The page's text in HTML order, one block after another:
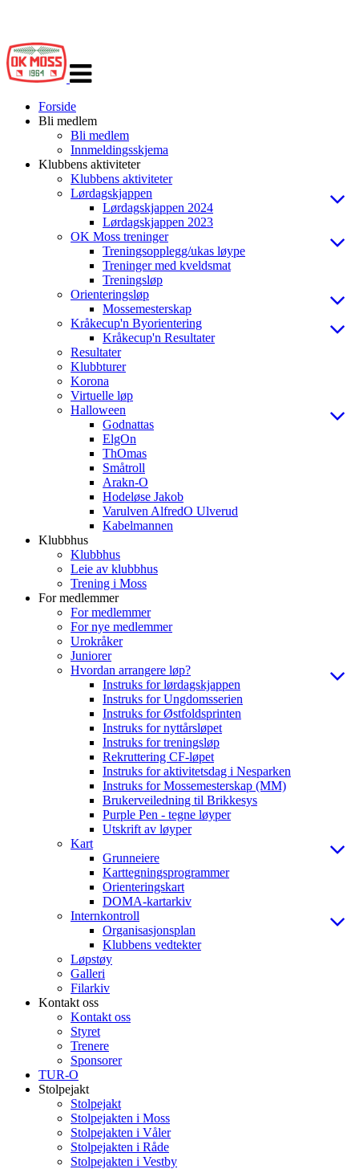
navigasjon
Forside
Bli medlem
Bli medlem
Innmeldingsskjema
Klubbens aktiviteter
Klubbens aktiviteter
Lørdagskjappen
Lørdagskjappen 2024
Lørdagskjappen 2023
OK Moss treninger
Treningsopplegg/ukas løype
Treninger med kveldsmat
Treningsløp
Orienteringsløp
Mossemesterskap
Kråkecup'n Byorientering
Kråkecup'n Resultater
Resultater
Klubbturer
Korona
Virtuelle løp
Halloween
Godnattas
ElgOn
ThOmas
Småtroll
Arakn-O
Hodeløse Jakob
Varulven AlfredO Ulverud
Kabelmannen
Klubbhus
Klubbhus
Leie av klubbhus
Trening i Moss
For medlemmer
For medlemmer
For nye medlemmer
Urokråker
Juniorer
Hvordan arrangere løp?
Instruks for lørdagskjappen
Instruks for Ungdomsserien
Instruks for Østfoldsprinten
Instruks for nyttårsløpet
Instruks for treningsløp
Rekruttering CF-løpet
Instruks for aktivitetsdag i Nesparken
Instruks for Mossemesterskap (MM)
Brukerveiledning til Brikkesys
Purple Pen - tegne løyper
Utskrift av løyper
Kart
Grunneiere
Karttegningsprogrammer
Orienteringskart
DOMA-kartarkiv
Internkontroll
Organisasjonsplan
Klubbens vedtekter
Løpstøy
Galleri
Filarkiv
Kontakt oss
Kontakt oss
Styret
Trenere
Sponsorer
TUR-O
Stolpejakt
Stolpejakt
Stolpejakten i Moss
Stolpejakten i Våler
Stolpejakten i Råde
Stolpejakten i Vestby